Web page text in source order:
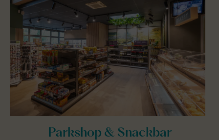
Parkshop & Snackbar